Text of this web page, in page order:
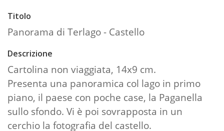
Titolo
Panorama di Terlago - Castello
Descrizione
Cartolina non viaggiata, 14x9 cm.
Presenta una panoramica col lago in primo
piano, il paese con poche case, la Paganella
sullo sfondo. Vi è poi sovrapposta in un
cerchio la fotografia del castello.